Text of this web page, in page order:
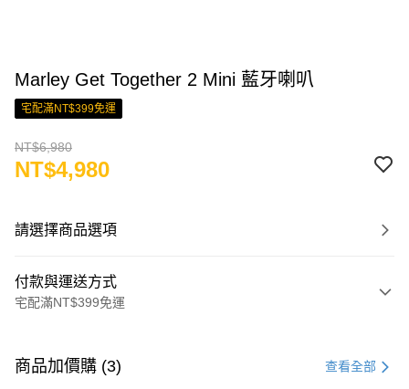
Marley Get Together 2 Mini 藍牙喇叭
宅配滿NT$399免運
NT$6,980
NT$4,980
請選擇商品選項
付款與運送方式
宅配滿NT$399免運
信用卡一次付款
商品加價購 (3) 查看全部